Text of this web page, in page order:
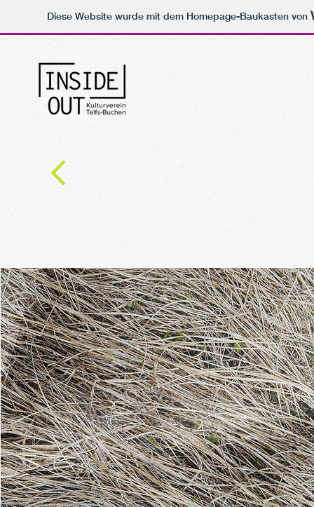
Diese Website wurde mit dem Homepage-Baukasten von